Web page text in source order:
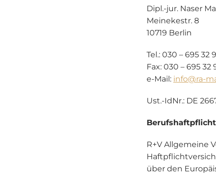
Dipl.-jur. Naser
Meinekestr. 8
10719 Berlin
Tel.: 030 – 695 32
Fax: 030 – 695 32
e-Mail: info@ra-
Ust.-IdNr.: DE
R+V Allgemeine
über den